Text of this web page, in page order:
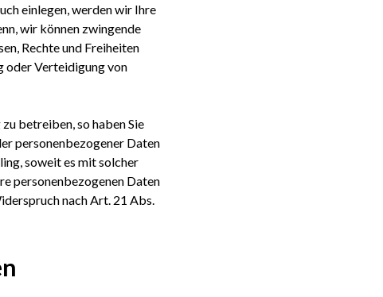
einlegen, werden wir Ihre
wir können zwingende
Rechte und Freiheiten
oder Verteidigung von
betreiben, so haben Sie
personenbezogener Daten
soweit es mit solcher
personenbezogenen Daten
nach Art. 21 Abs.